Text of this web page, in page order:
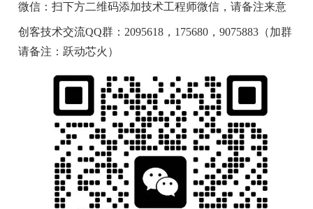
微信：扫下方二维码添加技术工程师微信，请备注来意
创客技术交流QQ群：2095618，175680，9075883（加群
请备注：跃动芯火）